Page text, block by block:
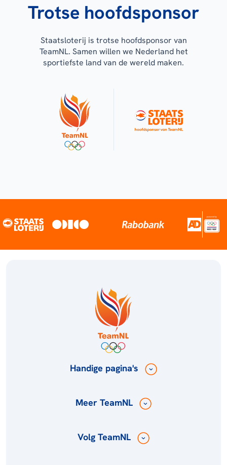
Trotse hoofdsponsor
Staatsloterij is trotse hoofdsponsor van
TeamNL. Samen willen we Nederland het
sportiefste land van de wereld maken.
Handige pagina's
Meer TeamNL
Volg TeamNL